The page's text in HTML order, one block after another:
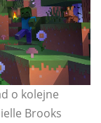
o kolejne
Brooks